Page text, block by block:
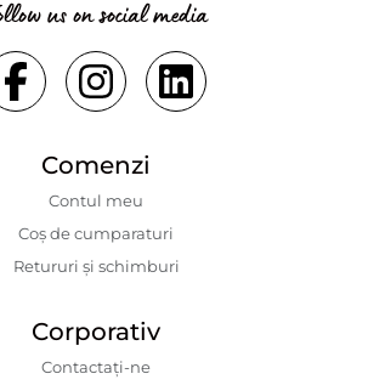
us on social media
Comenzi
Contul meu
Coș de cumparaturi
Retururi și schimburi
Corporativ
Contactaţi-ne